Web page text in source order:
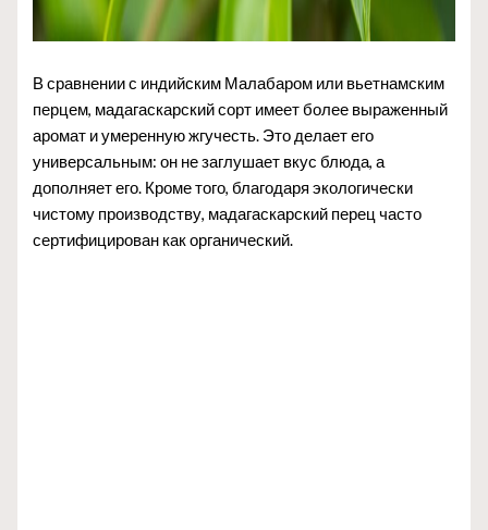
В сравнении с индийским Малабаром или вьетнамским
перцем, мадагаскарский сорт имеет более выраженный
аромат и умеренную жгучесть. Это делает его
универсальным: он не заглушает вкус блюда, а
дополняет его. Кроме того, благодаря экологически
чистому производству, мадагаскарский перец часто
сертифицирован как органический.